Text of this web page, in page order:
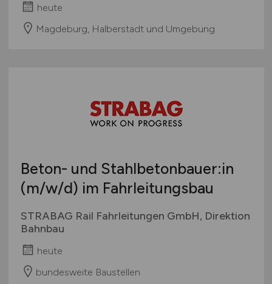
heute
Magdeburg, Halberstadt und Umgebung
Beton- und Stahlbetonbauer:in
(m/w/d) im Fahrleitungsbau
STRABAG Rail Fahrleitungen GmbH, Direktion
Bahnbau
heute
bundesweite Baustellen